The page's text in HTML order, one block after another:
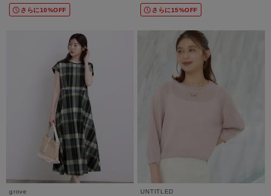
さらに10%OFF さらに15%OFF
grove
UNTITLED